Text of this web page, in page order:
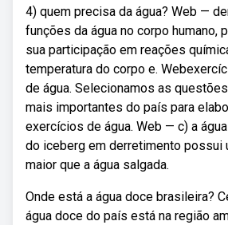
4) quem precisa da água? Web —
funções da água no corpo humano,
sua participação em reações
temperatura do corpo e.
de água. Selecionamos as
mais importantes do país para
exercícios de água. Web — c) a
do iceberg em derretimento possui
maior que a água salgada.
Onde está a água doce brasileira?
água doce do país está na região